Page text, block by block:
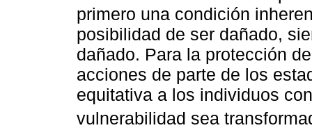
primero una condición
posibilidad de ser dañado,
dañado. Para la protección
acciones de parte de los
equitativa a los individuos
vulnerabilidad sea